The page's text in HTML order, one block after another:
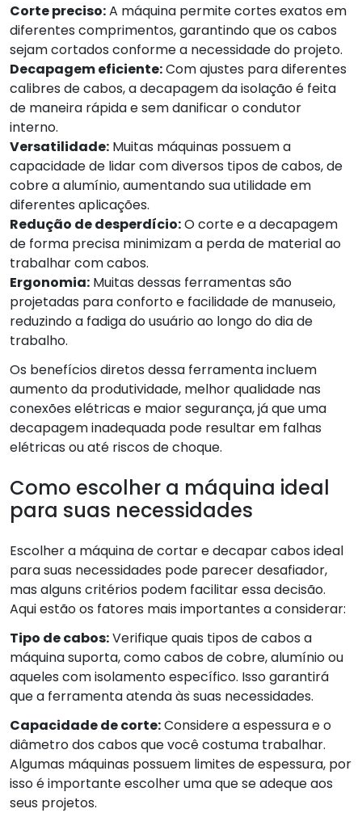
Corte preciso:A máquina permite cortes exatos em
diferentes comprimentos, garantindo que os cabos
sejam cortados conforme a necessidade do projeto.
Decapagem eficiente:Com ajustes para diferentes
calibres de cabos, a decapagem da isolação é feita
de maneira rápida e sem danificar o condutor
interno.
Versatilidade: Muitas máquinas possuem a
capacidade de lidar com diversos tipos de cabos, de
cobre a alumínio, aumentando sua utilidade em
diferentes aplicações.
Redução de desperdício:O corte e a decapagem
de forma precisa minimizam a perda de material ao
trabalhar com cabos.
Ergonomia: Muitas dessas ferramentas são
projetadas para conforto e facilidade de manuseio,
reduzindo a fadiga do usuário ao longo do dia de
trabalho.
Os benefícios diretos dessa ferramenta incluem
aumento da produtividade, melhor qualidade nas
conexões elétricas e maior segurança, já que uma
decapagem inadequada pode resultar em falhas
elétricas ou até riscos de choque.
Como escolher a máquina ideal
para suas necessidades
Escolher a máquina de cortar e decapar cabos ideal
para suas necessidades pode parecer desafiador,
mas alguns critérios podem facilitar essa decisão.
Aqui estão os fatores mais importantes a considerar:
Tipo de cabos:Verifique quais tipos de cabos a
máquina suporta, como cabos de cobre, alumínio ou
aqueles com isolamento específico. Isso garantirá
que a ferramenta atenda às suas necessidades.
Capacidade de corte:Considere a espessura e o
diâmetro dos cabos que você costuma trabalhar.
Algumas máquinas possuem limites de espessura, por
isso é importante escolher uma que se adeque aos
seus projetos.